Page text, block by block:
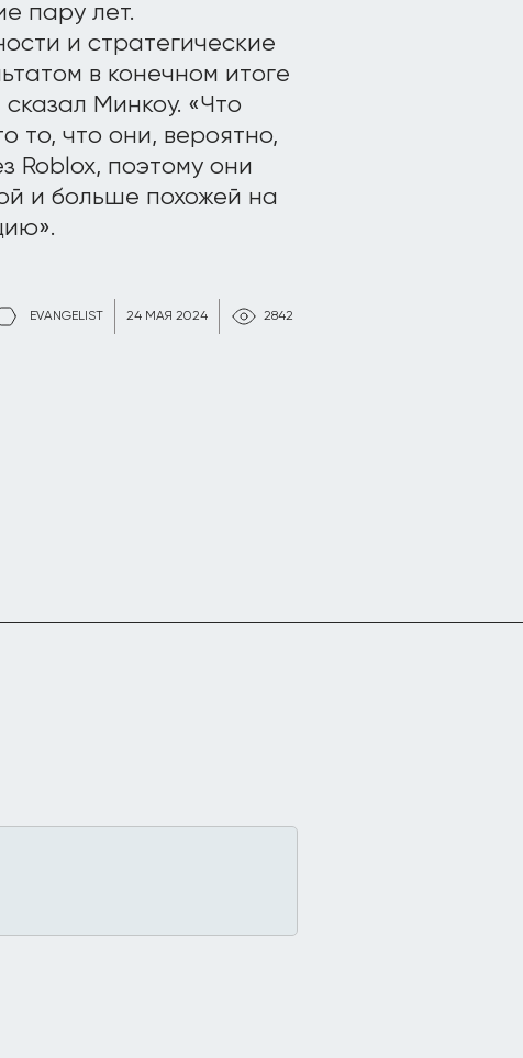
EVANGELIST 24 МАЯ 2024 2842
пару лет.
и стратегические
в конечном итоге
Минкоу. «Что
то, что они, вероятно,
Roblox, поэтому они
и больше похожей на